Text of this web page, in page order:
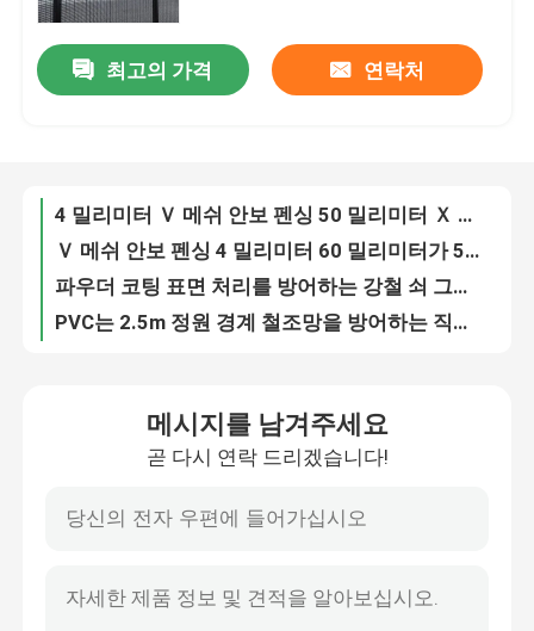
제품
동영상
공장 여행
품질 관리
인용문을 요구하세요
최고의 가격 연락처
4 밀리미터 직류 전기로 자극된 Ｖ 메쉬 보안 펜싱 3000 밀리미터 2500 밀리미터
3D 용접된 V 메쉬 보안 펜싱 PVC 코팅 아연 도금
뜨거운 침지된 직류 전기로 자극된 체인 링크 펜스 PVC는 50ft 길이를 코팅했습니다
6ft 50ft 다이아몬드 메쉬 펜스 PVC는 Gi 체인 링크 메쉬 9 계측기를 코팅했습니다
메시지를 남겨주세요
곧 다시 연락 드리겠습니다!